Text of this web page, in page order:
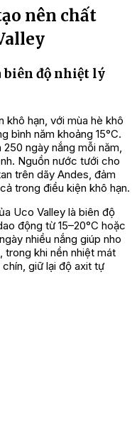
nên chất
biên độ nhiệt lý
khô hạn, với mùa hè khô
bình năm khoảng 15°C.
ngày nắng mỗi năm,
Nguồn nước tưới cho
trên dãy Andes, đảm
trong điều kiện khô hạn.
Uco Valley là biên độ
động từ 15–20°C hoặc
nhiều nắng giúp nho
trong khi nền nhiệt mát
giữ lại độ axit tự